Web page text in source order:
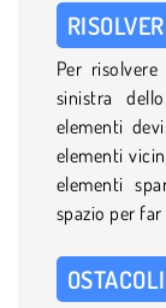
Per
sinistra
elementi
elementi
elementi
spazio per